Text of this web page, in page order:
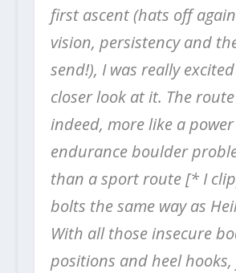
first ascent (hats off
vision, persistency and
send!), I was really
closer look at it. The
indeed, more like a power
endurance boulder
than a sport route [* I
bolts the same way as
With all those insecure
positions and heel hooks,